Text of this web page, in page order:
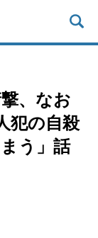
、なお
犯の自殺
う」話